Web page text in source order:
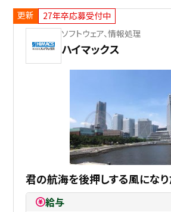
更新
27年卒応募受付中
ソフトウェア、情報処理
ハイマックス
君の航海を後押しする風になり
給与